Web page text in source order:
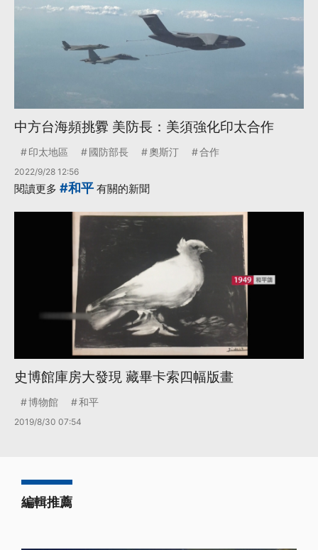
中方台海頻挑釁 美防長：美須強化印太合作
印太地區 國防部長 奧斯汀 合作
2022/9/28 12:56
閱讀更多 #和平 有關的新聞
史博館庫房大發現 藏畢卡索四幅版畫
博物館 和平
2019/8/30 07:54
編輯推薦